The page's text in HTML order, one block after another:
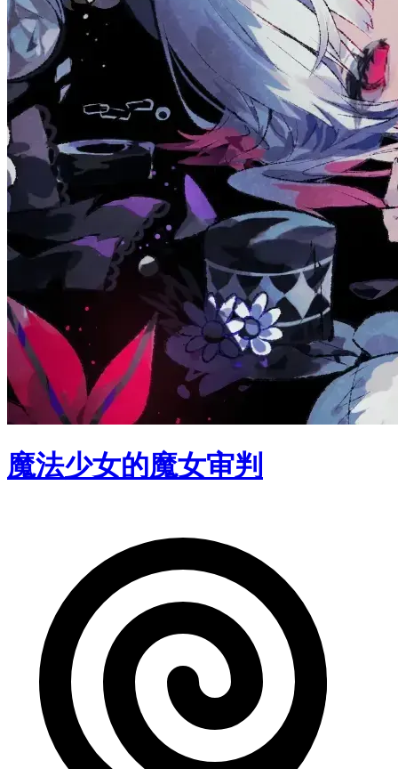
魔法少女的魔女审判